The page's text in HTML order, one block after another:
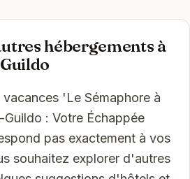
hébergements à
vacances 'Le Sémaphore à
: Votre Échappée
pas exactement à vos
souhaitez explorer d'autres